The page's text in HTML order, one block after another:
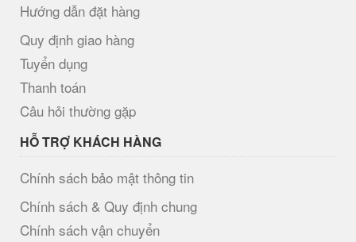
Hướng dẫn đặt hàng
Quy định giao hàng
Tuyển dụng
Thanh toán
Câu hỏi thường gặp
HỖ TRỢ KHÁCH HÀNG
Chính sách bảo mật thông tin
Chính sách & Quy định chung
Chính sách vận chuyển